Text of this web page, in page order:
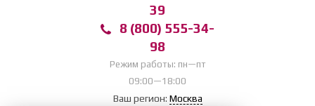
39
8 (800) 555-34-
98
Режим работы: пн—пт
09:00—18:00
Ваш регион: Москва